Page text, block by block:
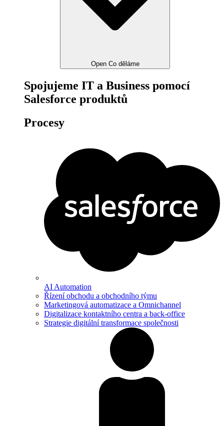
Open Co děláme
Spojujeme IT a Business pomocí
Salesforce produktů
Procesy
AI Automation
Řízení obchodu a obchodního týmu
Marketingová automatizace a Omnichannel
Digitalizace kontaktního centra a back-office
Strategie digitální transformace společnosti